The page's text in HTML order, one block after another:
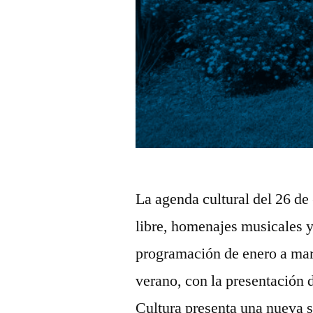
La agenda cultural del 26
libre, homenajes musicales
programación de enero a
verano, con la
Cultura presenta una nueva